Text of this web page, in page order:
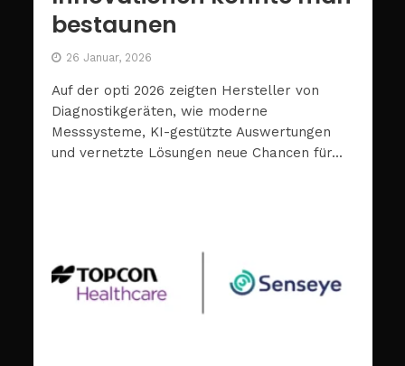
bestaunen
26 Januar, 2026
Auf der opti 2026 zeigten Hersteller von
Diagnostikgeräten, wie moderne
Messsysteme, KI-gestützte Auswertungen
und vernetzte Lösungen neue Chancen für...